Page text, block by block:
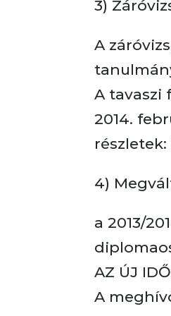
3)
A
A tavaszi
2014.
4)
a 2013/
AZ ÚJ
A